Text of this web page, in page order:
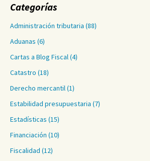
Categorías
Administración tributaria (88)
Aduanas (6)
Cartas a Blog Fiscal(4)
Catastro (18)
Derecho mercantil(1)
Estabilidad presupuestaria (7)
Estadísticas (15)
Financiación (10)
Fiscalidad (12)